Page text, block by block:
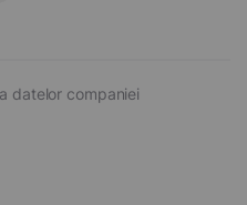
datelor companiei